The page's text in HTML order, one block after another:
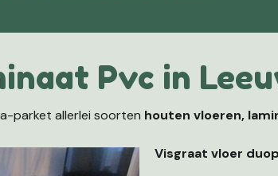
Pvc in
parket allerlei soorten houten vloeren,
Visgraat vloer